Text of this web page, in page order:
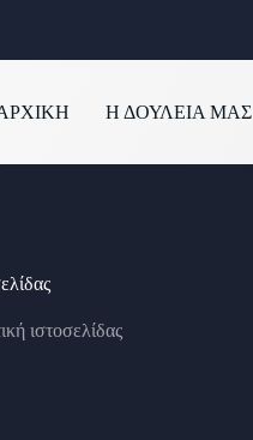
Η ΔΟΥΛΕΙΑ ΜΑΣ
ιστοσελίδας